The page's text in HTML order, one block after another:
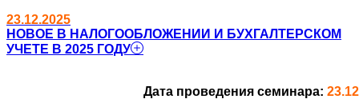
23.12.2025
НОВОЕ В НАЛОГООБЛОЖЕНИИ И БУХГАЛТЕРСКОМ
УЧЕТЕ В 2025 ГОДУ
Дата проведения семинара: